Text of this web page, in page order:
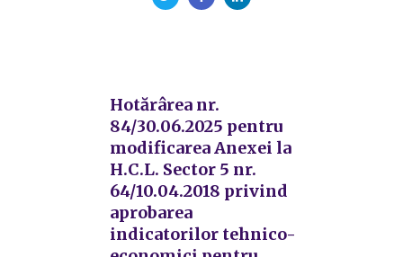
Hotărârea nr.
84/30.06.2025 pentru
modificarea Anexei la
H.C.L. Sector 5 nr.
64/10.04.2018 privind
aprobarea
indicatorilor tehnico-